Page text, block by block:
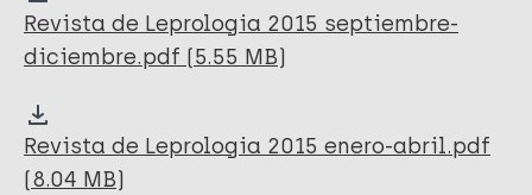
Revista de Leprologia 2015 septiembre-
diciembre.pdf (5.55 MB)
Revista de Leprologia 2015 enero-abril.pdf
(8.04 MB)